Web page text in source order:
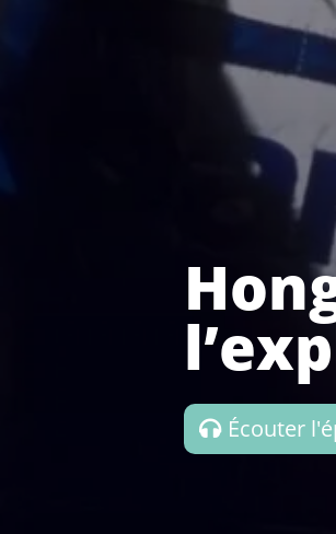
Écouter